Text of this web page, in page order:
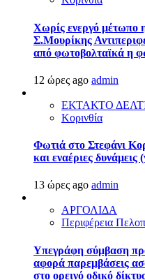
Χωρίς ενεργό μέτωπο
Σ.Μουρίκης
από φωτοβολταϊκά η
12 ώρες ago admin
ΕΚΤΑΚΤΟ
Κορινθία
Φωτιά στο Στεφάνι
και εναέριες
13 ώρες ago admin
ΑΡΓΟΛΙΔΑ
Περιφέρεια
Υπεγράφη σύμβαση
αφορά παρεμβάσεις
στο ορεινό οδικό